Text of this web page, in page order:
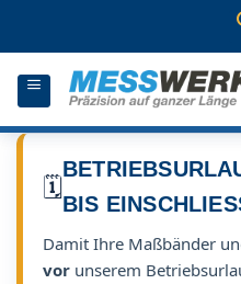
🗓️
BIS
Damit Ihre Maßbänder
vor unserem